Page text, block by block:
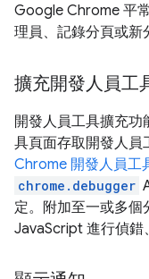
Google Chrome 平
理員、記錄分頁或新
擴充開發人員工
開發人員工具擴充
具頁面存取開發人員
Chrome 開發人員工
chrome.debugger
定。附加至一或多
JavaScript 進行偵錯